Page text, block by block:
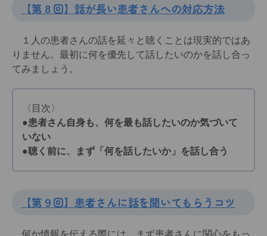
【第８回】話が長い患者さんへの対応方法
１人の患者さんの話を延々と聴くことは現実的ではあ
りません。最初に何を優先して話したいのかを話し合っ
てみましょう。
〈目次〉
●患者さん自身も、何を最も話したいのか気づいて
いない
●聴く前に、まず「何を話したいか」を話し合う
【第９回】患者さんに話を聞いてもらうコツ